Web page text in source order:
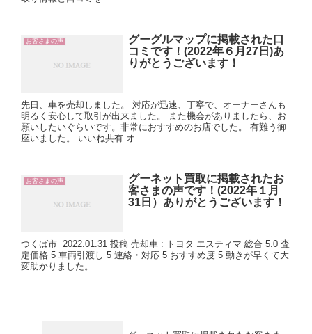
お客さまの声
グーグルマップに掲載された口
コミです！(2022年６月27日)あ
りがとうございます！
先日、車を売却しました。 対応が迅速、丁寧で、オーナーさんも
明るく安心して取引が出来ました。 また機会がありましたら、お
願いしたいぐらいです。非常におすすめのお店でした。 有難う御
座いました。 いいね共有 オ...
お客さまの声
グーネット買取に掲載されたお
客さまの声です！(2022年１月
31日）ありがとうございます！
つくば市 2022.01.31 投稿 売却車 : トヨタ エスティマ 総合 5.0 査
定価格 5 車両引渡し 5 連絡・対応 5 おすすめ度 5 動きが早くて大
変助かりました。 ...